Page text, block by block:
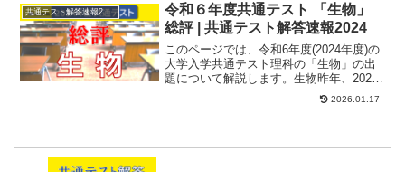
共通テスト解答速報2024
令和６年度共通テスト 「生物」
総評 | 共通テスト解答速報2024
このページでは、令和6年度(2024年度)の
大学入学共通テスト理科の「生物」の出
題について解説します。生物昨年、2023
年度の共通テスト生物は、過去最低の平
2026.01.17